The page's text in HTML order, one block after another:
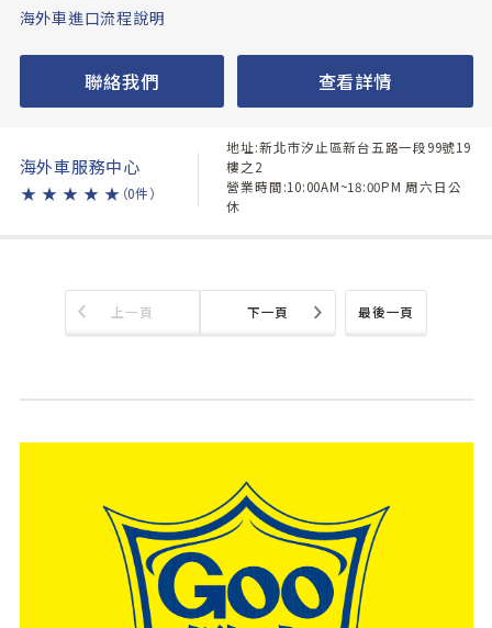
海外車進口流程說明
聯絡我們 查看詳情
海外車服務中心
★ ★ ★ ★ ★ （0件）
地址:新北市汐止區新台五路一段99號19
樓之2
營業時間:10:00AM~18:00PM 周六日公
休
最後一頁
上一頁 下一頁